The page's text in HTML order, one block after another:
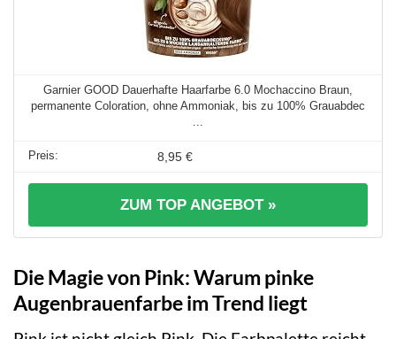
Garnier GOOD Dauerhafte Haarfarbe 6.0 Mochaccino Braun,
permanente Coloration, ohne Ammoniak, bis zu 100% Grauabdec
8,95 €
ZUM TOP ANGEBOT »
Die Magie von Pink: Warum pinke
Augenbrauenfarbe im Trend liegt